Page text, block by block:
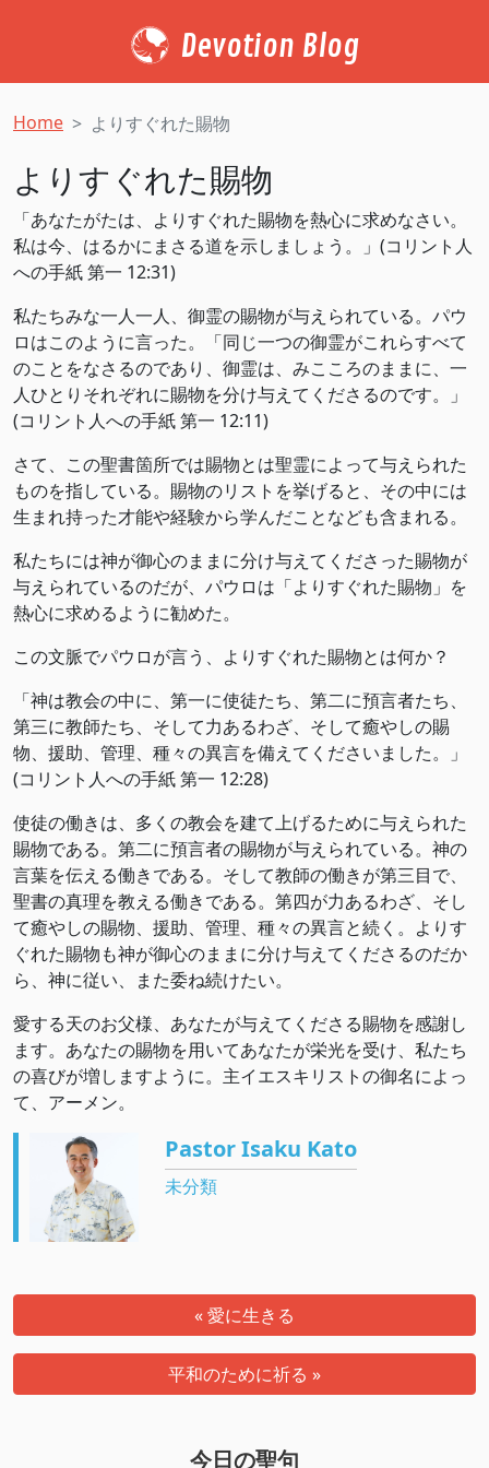
Devotion Blog
Home よりすぐれた賜物
よりすぐれた賜物
「あなたがたは、よりすぐれた賜物を熱心に求めなさい。
私は今、はるかにまさる道を示しましょう。」(コリント人
への手紙 第一 12:31)
私たちみな一人一人、御霊の賜物が与えられている。パウ
ロはこのように言った。「同じ一つの御霊がこれらすべて
のことをなさるのであり、御霊は、みこころのままに、一
人ひとりそれぞれに賜物を分け与えてくださるのです。」
(コリント人への手紙 第一 12:11)
さて、この聖書箇所では賜物とは聖霊によって与えられた
ものを指している。賜物のリストを挙げると、その中には
生まれ持った才能や経験から学んだことなども含まれる。
私たちには神が御心のままに分け与えてくださった賜物が
与えられているのだが、パウロは「よりすぐれた賜物」を
熱心に求めるように勧めた。
この文脈でパウロが言う、よりすぐれた賜物とは何か？
「神は教会の中に、第一に使徒たち、第二に預言者たち、
第三に教師たち、そして力あるわざ、そして癒やしの賜
物、援助、管理、種々の異言を備えてくださいました。」
(コリント人への手紙 第一 12:28)
使徒の働きは、多くの教会を建て上げるために与えられた
賜物である。第二に預言者の賜物が与えられている。神の
言葉を伝える働きである。そして教師の働きが第三目で、
聖書の真理を教える働きである。第四が力あるわざ、そし
て癒やしの賜物、援助、管理、種々の異言と続く。よりす
ぐれた賜物も神が御心のままに分け与えてくださるのだか
ら、神に従い、また委ね続けたい。
愛する天のお父様、あなたが与えてくださる賜物を感謝し
ます。あなたの賜物を用いてあなたが栄光を受け、私たち
の喜びが増しますように。主イエスキリストの御名によっ
て、アーメン。
Pastor Isaku Kato
未分類
« 愛に生きる
平和のために祈る »
今日の聖句